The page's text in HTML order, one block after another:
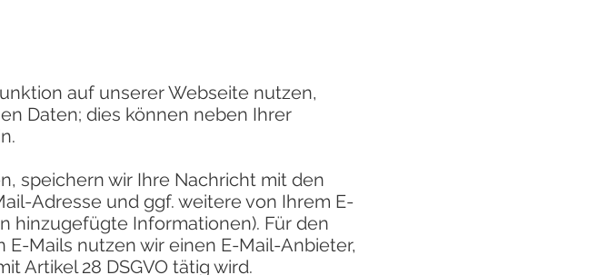
auf unserer Webseite nutzen,
Daten; dies können neben Ihrer
speichern wir Ihre Nachricht mit den
Adresse und ggf. weitere von Ihrem E-
hinzugefügte Informationen). Für den
Mails nutzen wir einen E-Mail-Anbieter,
Artikel 28 DSGVO tätig wird.